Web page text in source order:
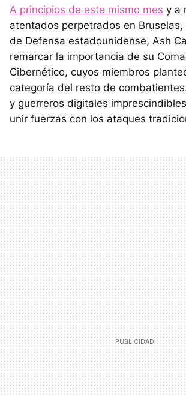
A principios de este mismo mes y a
atentados perpetrados en
de Defensa estadounidense, Ash
remarcar la importancia de su
Cibernético, cuyos miembros
categoría del resto de
y guerreros digitales
unir fuerzas con los ataques